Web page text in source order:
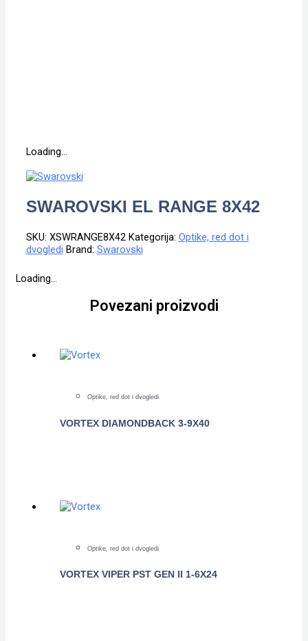
Loading...
SWAROVSKI EL RANGE 8X42
SKU: XSWRANGE8X42 Kategorija: Optike, red dot i
dvogledi Brand: Swarovski
Loading...
Povezani proizvodi
Optike, red dot i dvogledi
VORTEX DIAMONDBACK 3-9X40
Optike, red dot i dvogledi
VORTEX VIPER PST GEN II 1-6X24